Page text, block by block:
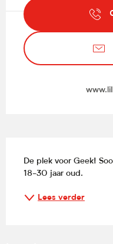
De plek voor Geek!
18-30 jaar oud.
Lees verder